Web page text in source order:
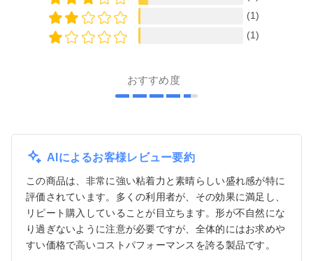
(1)
(1)
おすすめ度
AIによるお客様レビュー要約
この商品は、非常に強い粘着力と素晴らしい盛れ感が特に
評価されています。多くの利用者が、その効果に満足し、
リピート購入していることが目立ちます。形が不自然にな
り過ぎないように注意が必要ですが、全体的にはお求めや
すい価格で高いコストパフォーマンスを誇る製品です。